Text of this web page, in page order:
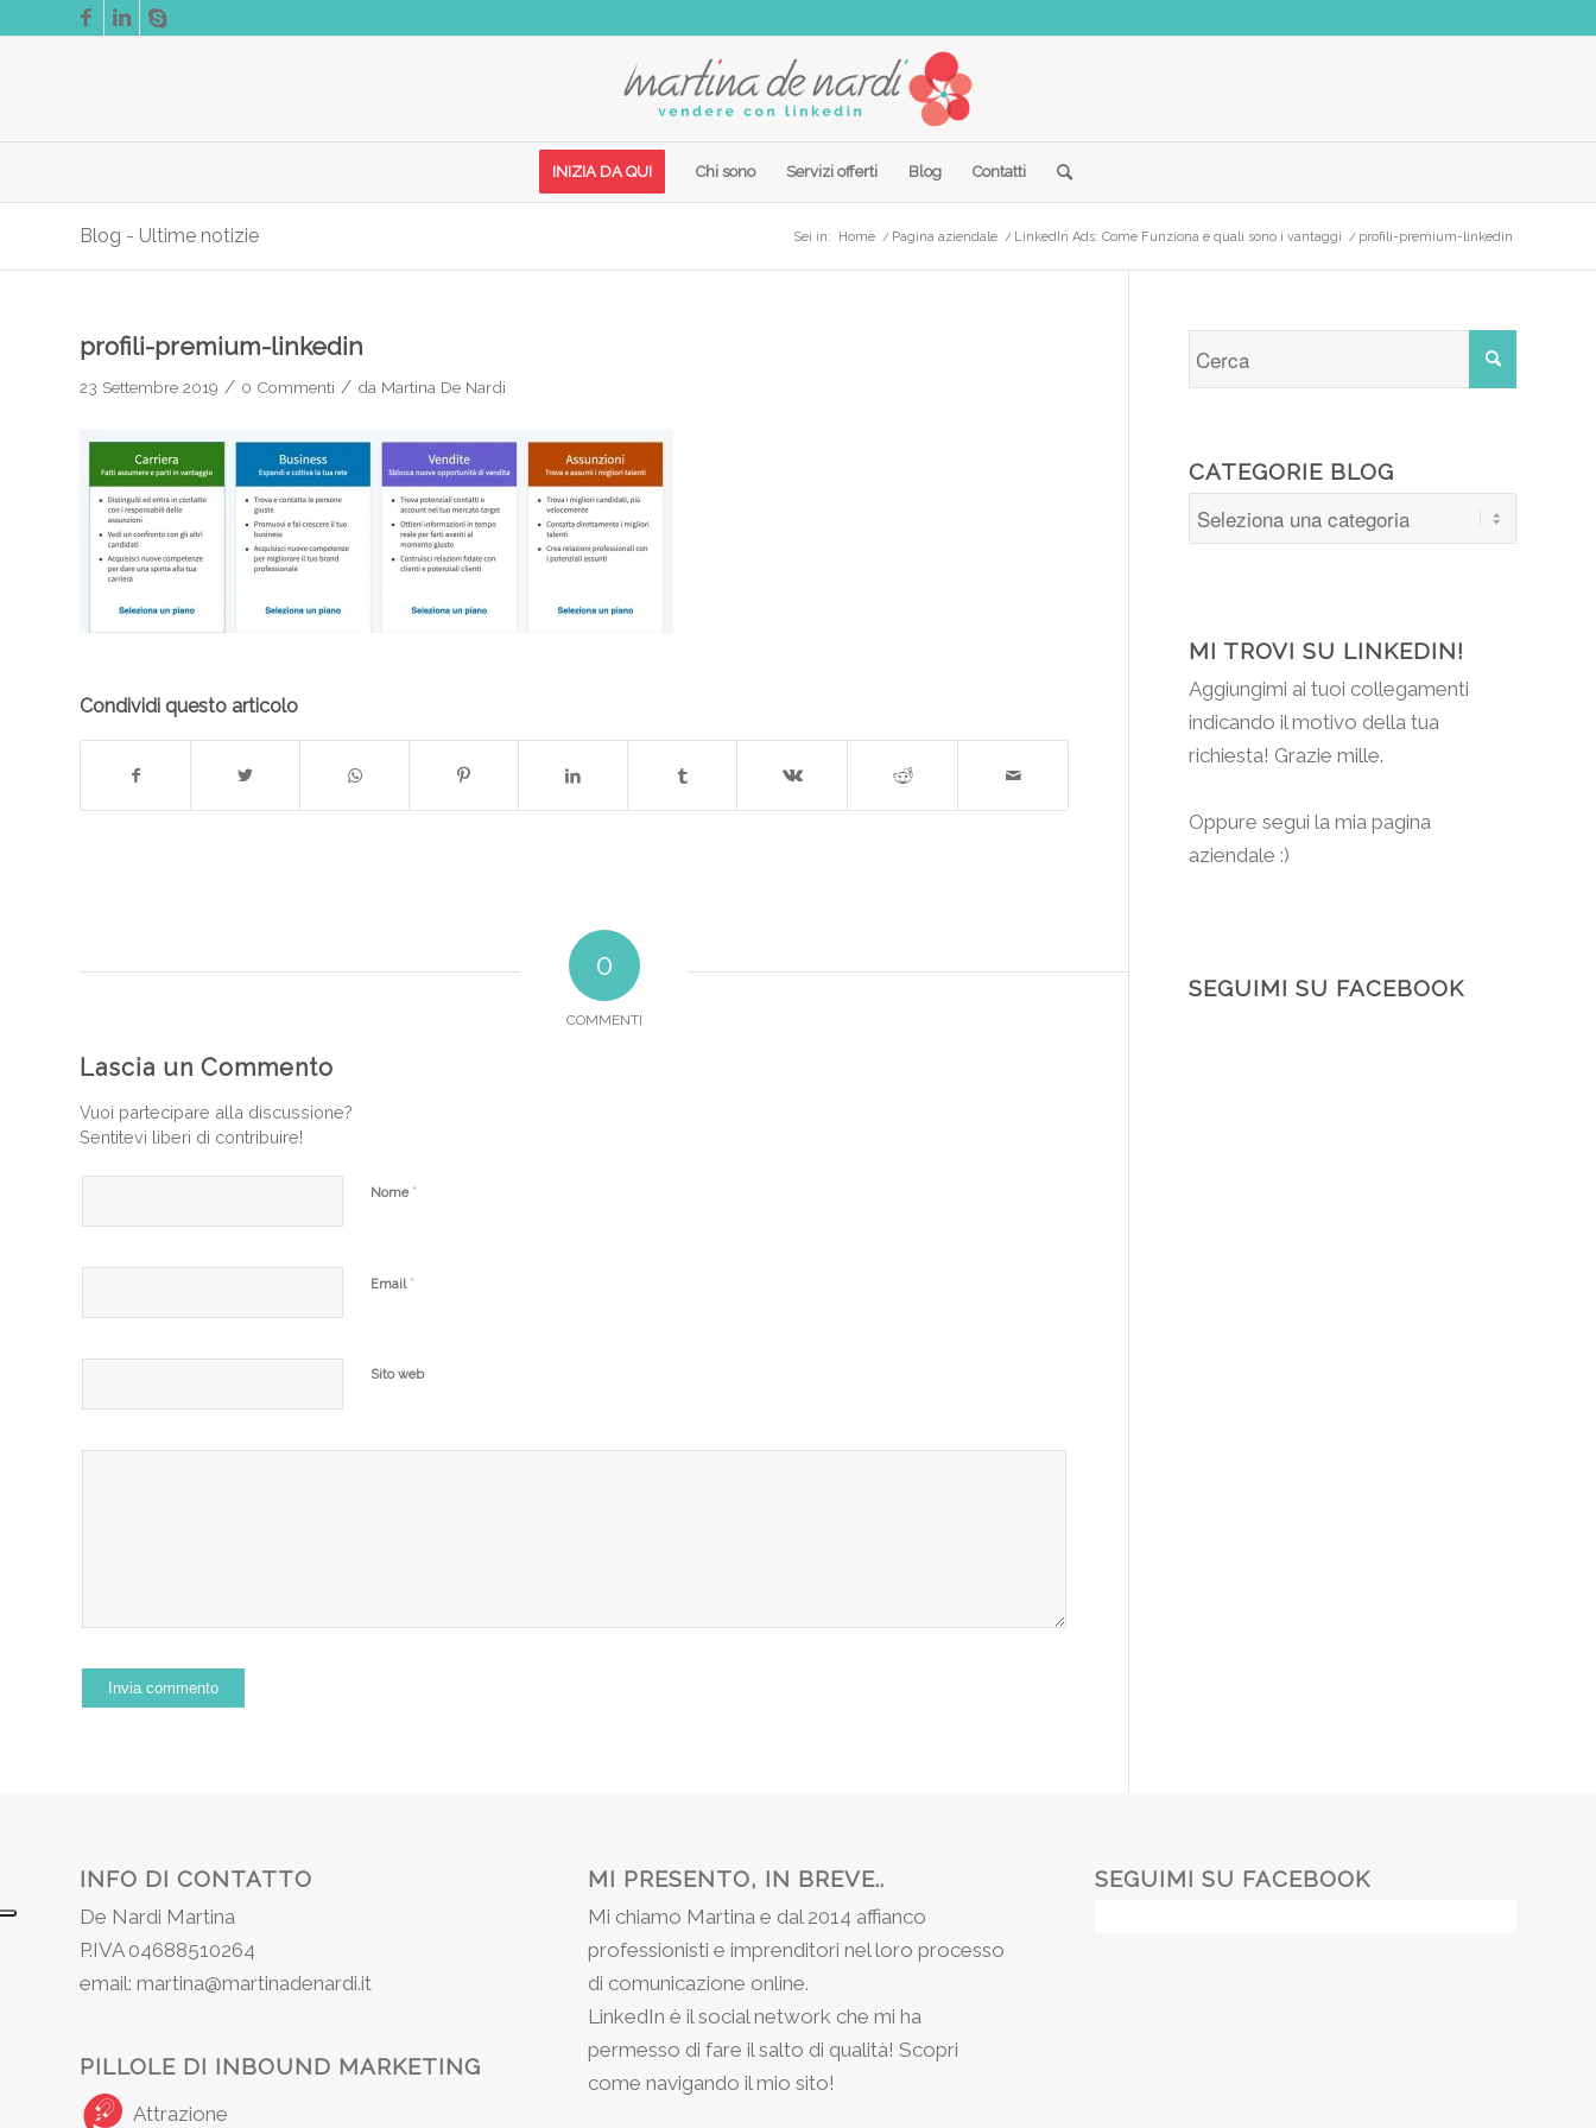
INIZIA DA QUI Chi sono Servizi offerti Blog Contatti
Blog - Ultime notizie Sei in: Home / Pagina aziendale / LinkedIn Ads: Come Funziona e quali sono i vantaggi / profili-premium-linkedin
profili-premium-linkedin
23 Settembre 2019 / 0 Commenti / da Martina De Nardi
Condividi questo articolo
0
COMMENTI
Lascia un Commento
Vuoi partecipare alla discussione?
Sentitevi liberi di contribuire!
Nome *
Email *
Sito web
CATEGORIE BLOG
MI TROVI SU LINKEDIN!
Aggiungimi ai tuoi collegamenti
indicando il motivo della tua
richiesta! Grazie mille.
Oppure segui la mia pagina
aziendale :)
SEGUIMI SU FACEBOOK
INFO DI CONTATTO
De Nardi Martina
P.IVA 04688510264
email: martina@martinadenardi.it
PILLOLE DI INBOUND MARKETING
Attrazione
MI PRESENTO, IN BREVE..
Mi chiamo Martina e dal 2014 affianco
professionisti e imprenditori nel loro processo
di comunicazione online.
LinkedIn è il social network che mi ha
permesso di fare il salto di qualità! Scopri
come navigando il mio sito!
SEGUIMI SU FACEBOOK